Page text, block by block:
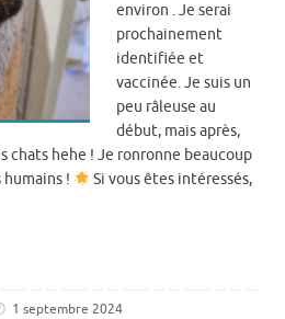
environ . Je serai
prochainement
identifiée et
vaccinée. Je suis un
peu râleuse au
début, mais après,
chats hehe ! Je ronronne beaucoup
humains !
Si vous êtes intéressés,
1 septembre 2024